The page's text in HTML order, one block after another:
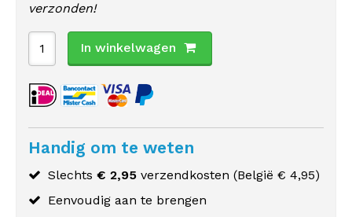
verzonden!
In winkelwagen
Handig om te weten
Slechts € 2,95 verzendkosten (België € 4,95)
Eenvoudig aan te brengen